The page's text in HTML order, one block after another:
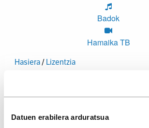
Datuen erabilera arduratsua
Badok
Hamaika TB
Hasiera/Lizentzia